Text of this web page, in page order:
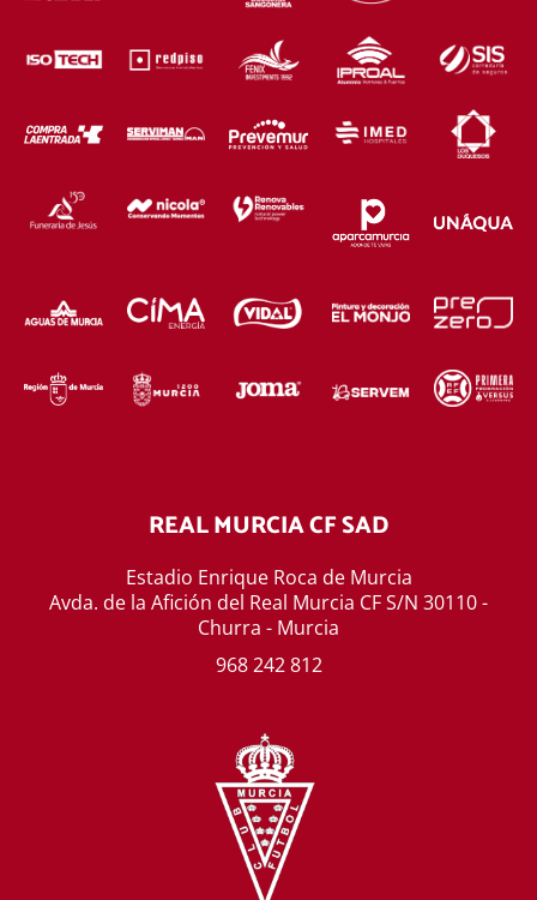
REAL MURCIA CF SAD
Estadio Enrique Roca de Murcia
Avda. de la Afición del Real Murcia CF S/N 30110 -
Churra - Murcia
968 242 812